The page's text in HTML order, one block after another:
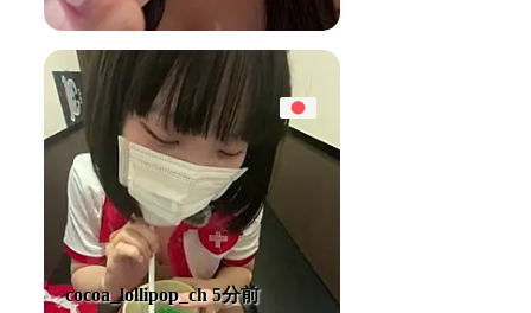
cocoa_lollipop_ch 5分前